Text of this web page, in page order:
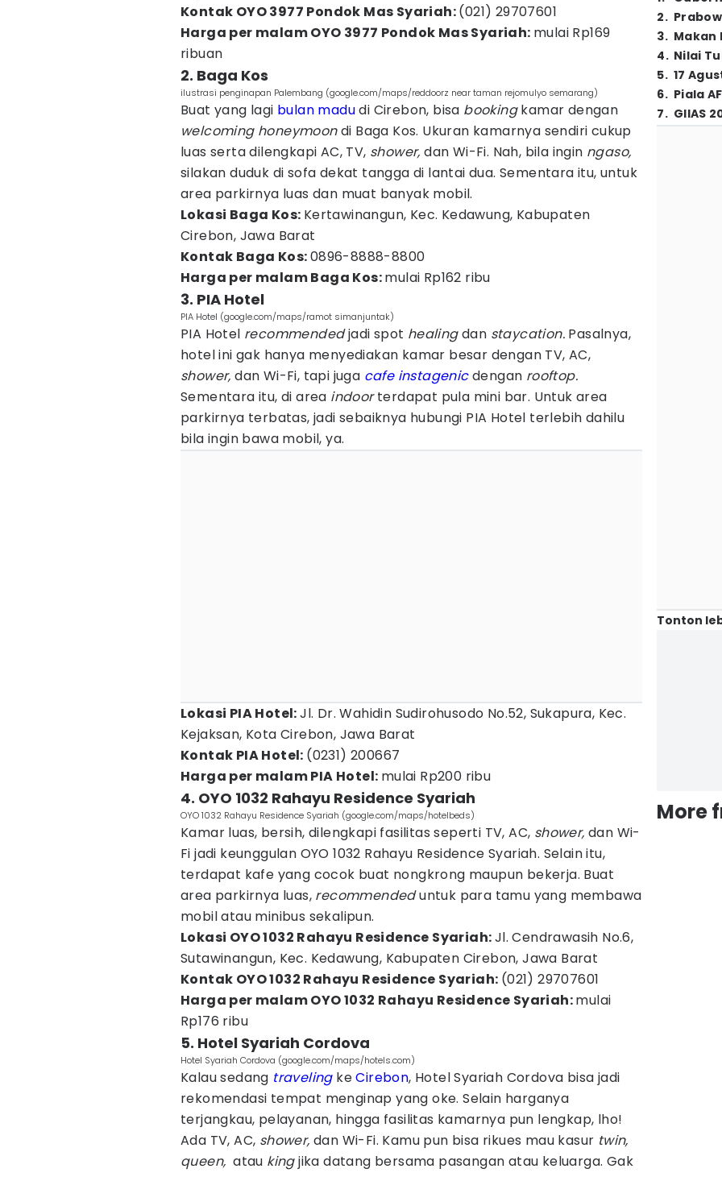
Kontak OYO 3977 Pondok Mas Syariah:(021) 29707601
Harga per malam OYO 3977 Pondok Mas Syariah: mulai Rp169
ribuan
2. Baga Kos
ilustrasi penginapan Palembang (google.com/maps/reddoorz near taman rejomulyo semarang)
Buat yang lagi bulan madudi Cirebon, bisa bookingkamar dengan
welcoming honeymoondi Baga Kos. Ukuran kamarnya sendiri cukup
luas serta dilengkapi AC, TV, shower,dan Wi-Fi. Nah, bila ingin ngaso,
silakan duduk di sofa dekat tangga di lantai dua. Sementara itu, untuk
area parkirnya luas dan muat banyak mobil.
Lokasi Baga Kos: Kertawinangun, Kec. Kedawung, Kabupaten
Cirebon, Jawa Barat
Kontak Baga Kos:0896-8888-8800
Harga per malam Baga Kos:mulai Rp162 ribu
3. PIA Hotel
PIA Hotel (google.com/maps/ramot simanjuntak)
PIA Hotel recommendedjadi spot healingdan staycation. Pasalnya,
hotel ini gak hanya menyediakan kamar besar dengan TV, AC,
shower,dan Wi-Fi, tapi juga cafe instagenicdengan rooftop.
Sementara itu, di area indoorterdapat pula mini bar. Untuk area
parkirnya terbatas, jadi sebaiknya hubungi PIA Hotel terlebih dahilu
bila ingin bawa mobil, ya.
Lokasi PIA Hotel:Jl. Dr. Wahidin Sudirohusodo No.52, Sukapura, Kec.
Kejaksan, Kota Cirebon, Jawa Barat
Kontak PIA Hotel: (0231) 200667
Harga per malam PIA Hotel: mulai Rp200 ribu
4. OYO 1032 Rahayu Residence Syariah
OYO 1032 Rahayu Residence Syariah (google.com/maps/hotelbeds)
Kamar luas, bersih, dilengkapi fasilitas seperti TV, AC, shower,dan Wi-
Fi jadi keunggulan OYO 1032 Rahayu Residence Syariah. Selain itu,
terdapat kafe yang cocok buat nongkrong maupun bekerja. Buat
area parkirnya luas, recommendeduntuk para tamu yang membawa
mobil atau minibus sekalipun.
Lokasi OYO 1032 Rahayu Residence Syariah:Jl. Cendrawasih No.6,
Sutawinangun, Kec. Kedawung, Kabupaten Cirebon, Jawa Barat
Kontak OYO 1032 Rahayu Residence Syariah: (021) 29707601
Harga per malam OYO 1032 Rahayu Residence Syariah:mulai
Rp176 ribu
5. Hotel Syariah Cordova
Hotel Syariah Cordova (google.com/maps/hotels.com)
Kalau sedang traveling keCirebon, Hotel Syariah Cordova bisa jadi
rekomendasi tempat menginap yang oke. Selain harganya
terjangkau, pelayanan, hingga fasilitas kamarnya pun lengkap, lho!
Ada TV, AC, shower,dan Wi-Fi. Kamu pun bisa rikues mau kasur twin,
queen, atau kingjika datang bersama pasangan atau keluarga. Gak
2.
3. Makan
4. Nilai
5. 17
6. Piala
7. GIIAS
Tonton
More